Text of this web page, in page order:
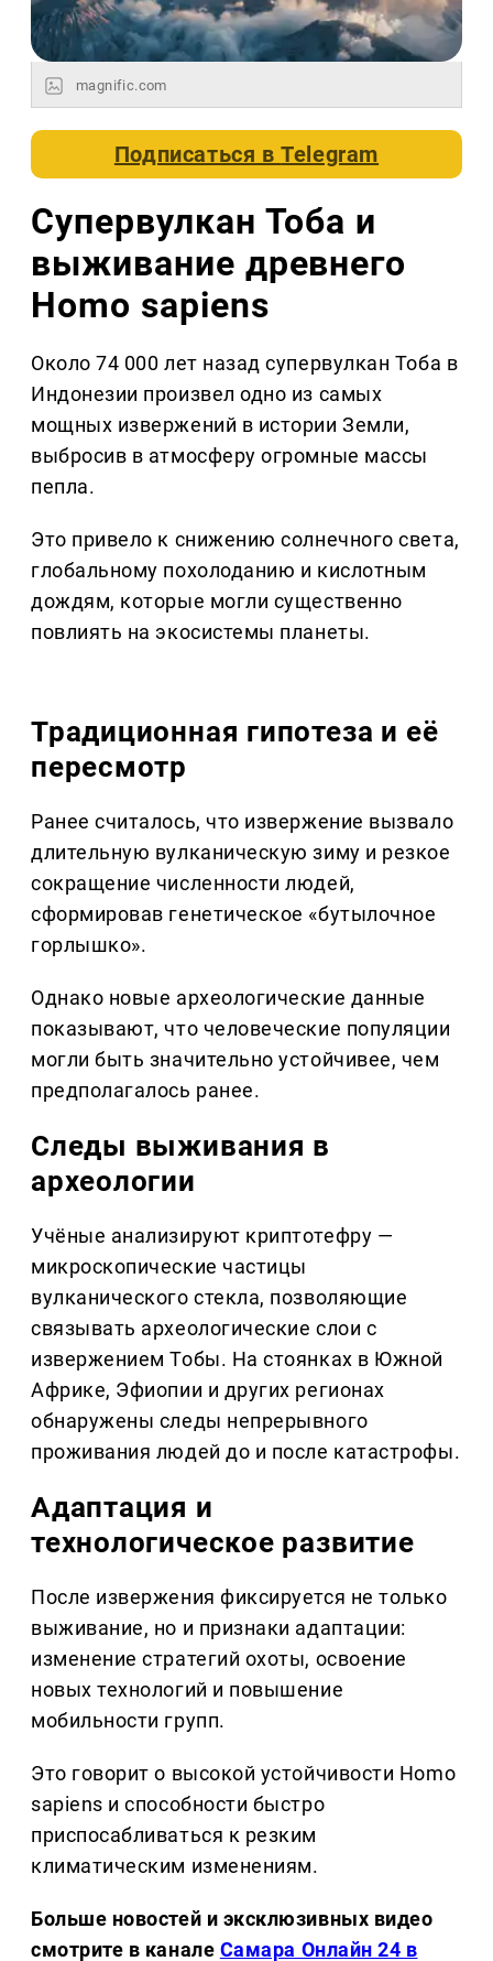
magnific.com
Подписаться вTelegram
Супервулкан Тоба и
выживание древнего
Homo sapiens
Около 74 000 лет назад супервулкан Тоба в
Индонезии произвел одно из самых
мощных извержений в истории Земли,
выбросив в атмосферу огромные массы
пепла.
Это привело к снижению солнечного света,
глобальному похолоданию и кислотным
дождям, которые могли существенно
повлиять на экосистемы планеты.
Традиционная гипотеза и её
пересмотр
Ранее считалось, что извержение вызвало
длительную вулканическую зиму и резкое
сокращение численности людей,
сформировав генетическое «бутылочное
горлышко».
Однако новые археологические данные
показывают, что человеческие популяции
могли быть значительно устойчивее, чем
предполагалось ранее.
Следы выживания в
археологии
Учёные анализируют криптотефру —
микроскопические частицы
вулканического стекла, позволяющие
связывать археологические слои с
извержением Тобы. На стоянках в Южной
Африке, Эфиопии и других регионах
обнаружены следы непрерывного
проживания людей до и после катастрофы.
Адаптация и
технологическое развитие
После извержения фиксируется не только
выживание, но и признаки адаптации:
изменение стратегий охоты, освоение
новых технологий и повышение
мобильности групп.
Это говорит о высокой устойчивости Homo
sapiens и способности быстро
приспосабливаться к резким
климатическим изменениям.
Больше новостей и эксклюзивных видео
смотрите в канале Самара Онлайн 24 в